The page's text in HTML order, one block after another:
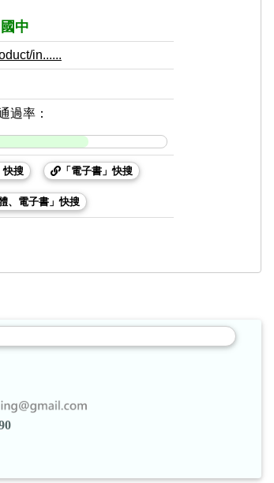
國中
in......
過率：
快搜 「電子書」快搜
、電子書」快搜